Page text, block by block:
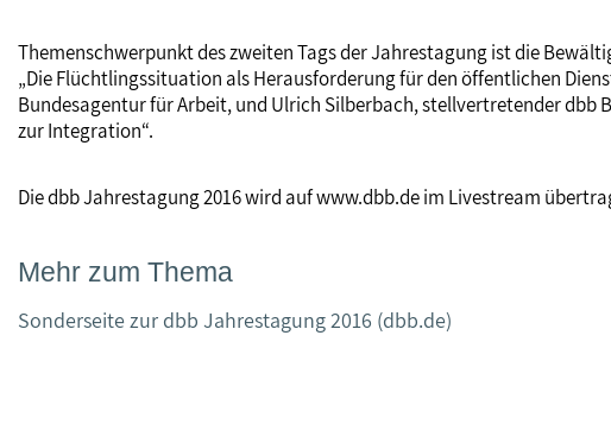
Themenschwerpunkt des zweiten Tags der Jahrestagung ist die
„Die Flüchtlingssituation als Herausforderung für den öffentlichen
Bundesagentur für Arbeit, und Ulrich Silberbach, stellvertretender dbb
zur Integration“.
Die dbb Jahrestagung 2016 wird auf www.dbb.de im Livestream
Mehr zum Thema
Sonderseite zur dbb Jahrestagung 2016 (dbb.de)